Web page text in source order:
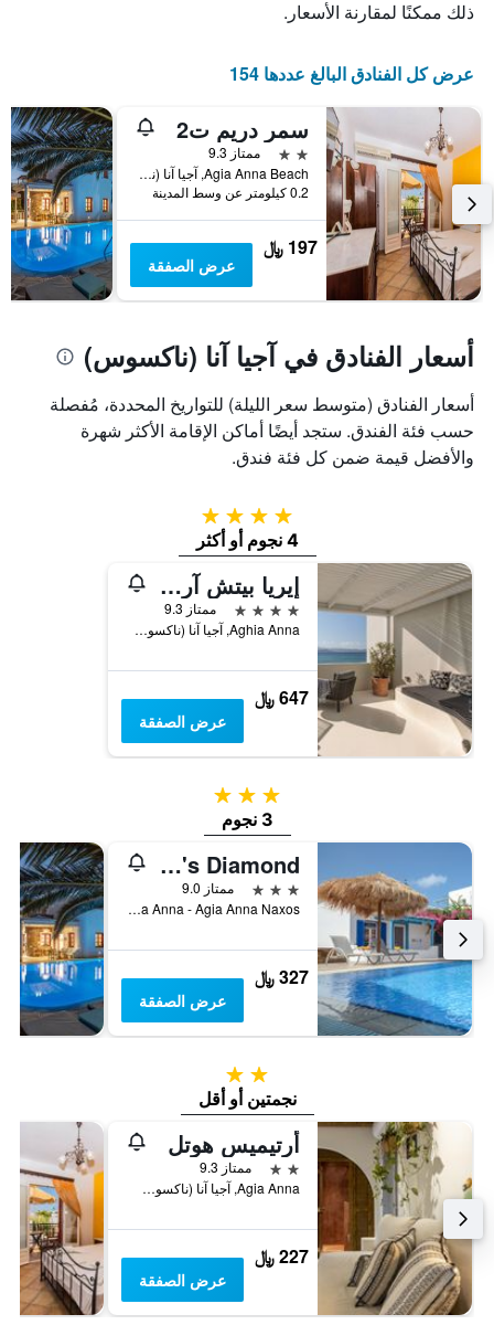
آخر
النجوم
1
الذي
يعرض
فئات
الفنادق
بالنجوم.
يتضمن
المخطط
1
محور
الذي
يعرض
سعر
غرفة
في
خلال
آخر
3
ذلك ممكنًا لمقارنة الأسعار.
عرض كل الفنادق البالغ عددها 154
سمر دريم ت2
2 نجمتين
ممتاز 9.3
Agia Anna Beach, آجيا آنا (ناكسوس), اليونان
0.2 كيلومتر عن وسط المدينة
197 ﷼
عرض الصفقة
أسعار الفنادق في آجيا آنا (ناكسوس)
أسعار الفنادق (متوسط سعر الليلة) للتواريخ المحددة، مُفصلة
حسب فئة الفندق. ستجد أيضًا أماكن الإقامة الأكثر شهرة
والأفضل قيمة ضمن كل فئة فندق.
4 نجوم
4 نجوم أو أكثر
إيريا بيتش آرت هوتل
4 نجوم
ممتاز 9.3
Aghia Anna, آجيا آنا (ناكسوس), اليونان
647 ﷼
عرض الصفقة
3 نجوم
3 نجوم
Aggeliki's Diamond
3 نجوم
ممتاز 9.0
Agia Anna - Agia Anna Naxos, آجيا آنا (ناكسوس), اليونان
327 ﷼
عرض الصفقة
2 نجمتين
نجمتين أو أقل
أرتيميس هوتل
2 نجمتين
ممتاز 9.3
Agia Anna, آجيا آنا (ناكسوس), اليونان
227 ﷼
عرض الصفقة